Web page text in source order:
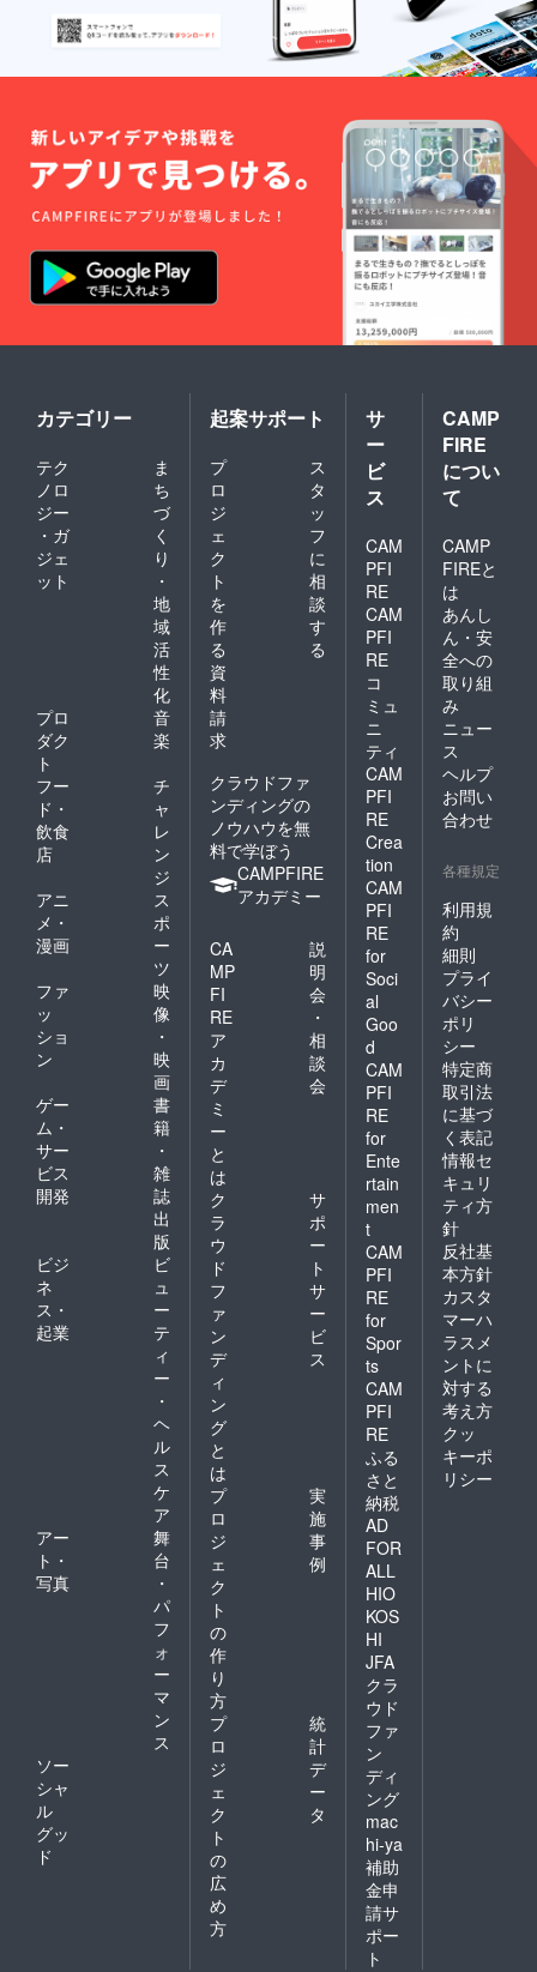
カテゴリー
テク
ノロ
ジー
・ガ
ジェ
ット
ま
ち
づ
く
り
・
地
域
活
性
化
プロ
ダク
ト
音
楽
フー
ド・
飲食
店
チ
ャ
レ
ン
ジ
アニ
メ・
漫画
ス
ポ
ー
ツ
ファ
ッ
ショ
ン
映
像
・
映
画
ゲー
ム・
サー
ビス
開発
書
籍
・
雑
誌
出
版
ビジ
ネ
ス・
起業
ビ
ュ
ー
テ
ィ
ー
・
ヘ
ル
ス
ケ
ア
アー
ト・
写真
舞
台
・
パ
フ
ォ
ー
マ
ン
ス
ソー
シャ
ル
グッ
ド
起案サポート
プ
ロ
ジ
ェ
ク
ト
を
作
る
ス
タ
ッ
フ
に
相
談
す
る
資
料
請
求
クラウドファ
ンディングの
ノウハウを無
料で学ぼう
CAMPFIRE
アカデミー
CA
MP
FI
RE
ア
カ
デ
ミ
ー
と
は
説
明
会
・
相
談
会
ク
ラ
ウ
ド
フ
ァ
ン
デ
ィ
ン
グ
と
は
サ
ポ
ー
ト
サ
ー
ビ
ス
プ
ロ
ジ
ェ
ク
ト
の
作
り
方
実
施
事
例
プ
ロ
ジ
ェ
ク
ト
の
広
め
方
統
計
デ
ー
タ
サ
ー
ビ
ス
CAM
PFI
RE
CAM
PFI
RE
コ
ミュ
ニ
ティ
CAM
PFI
RE
Crea
tion
CAM
PFI
RE
for
Soci
al
Goo
d
CAM
PFI
RE
for
Ente
rtain
men
t
CAM
PFI
RE
for
Spor
ts
CAM
PFI
RE
ふる
さと
納税
AD
FOR
ALL
HIO
KOS
HI
JFA
クラ
ウド
ファ
ン
ディ
ング
mac
hi-ya
補助
金申
請サ
ポー
ト
CAMP
FIRE
につい
て
CAMP
FIREと
は
あんし
ん・安
全への
取り組
み
ニュー
ス
ヘルプ
お問い
合わせ
各種規定
利用規
約
細則
プライ
バシー
ポリ
シー
特定商
取引法
に基づ
く表記
情報セ
キュリ
ティ方
針
反社基
本方針
カスタ
マーハ
ラスメ
ントに
対する
考え方
クッ
キーポ
リシー